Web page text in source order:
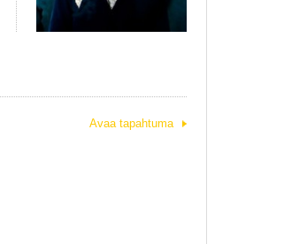
Avaa tapahtuma